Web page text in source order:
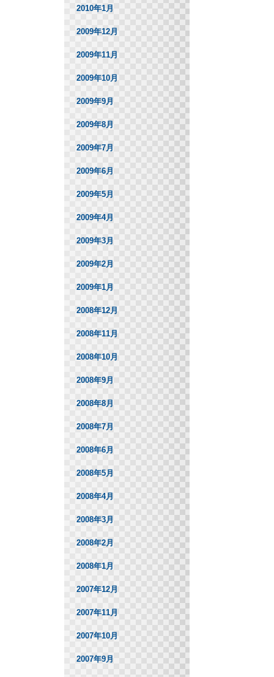
2010年1月
2009年12月
2009年11月
2009年10月
2009年9月
2009年8月
2009年7月
2009年6月
2009年5月
2009年4月
2009年3月
2009年2月
2009年1月
2008年12月
2008年11月
2008年10月
2008年9月
2008年8月
2008年7月
2008年6月
2008年5月
2008年4月
2008年3月
2008年2月
2008年1月
2007年12月
2007年11月
2007年10月
2007年9月